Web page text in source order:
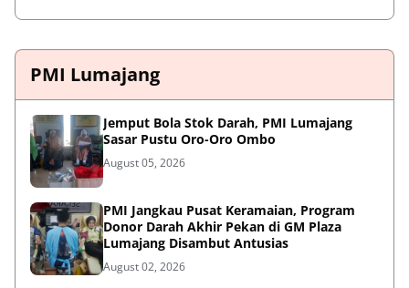
PMI Lumajang
Jemput Bola Stok Darah, PMI Lumajang
Sasar Pustu Oro-Oro Ombo
August 05, 2026
PMI Jangkau Pusat Keramaian, Program
Donor Darah Akhir Pekan di GM Plaza
Lumajang Disambut Antusias
August 02, 2026